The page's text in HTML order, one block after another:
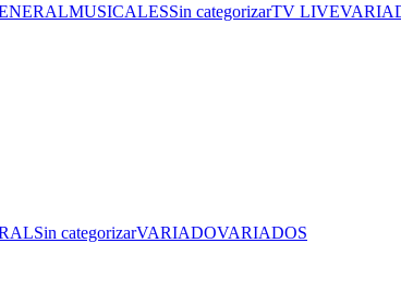
MUSICALESSin categorizarTV LIVE
Sin categorizarVARIADOVARIADOS